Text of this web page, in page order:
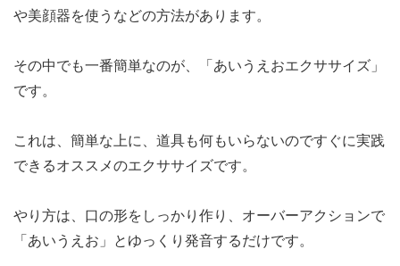
や美顔器を使うなどの方法があります。
その中でも一番簡単なのが、「あいうえおエクササイズ」
です。
これは、簡単な上に、道具も何もいらないのですぐに実践
できるオススメのエクササイズです。
やり方は、口の形をしっかり作り、オーバーアクションで
「あいうえお」とゆっくり発音するだけです。